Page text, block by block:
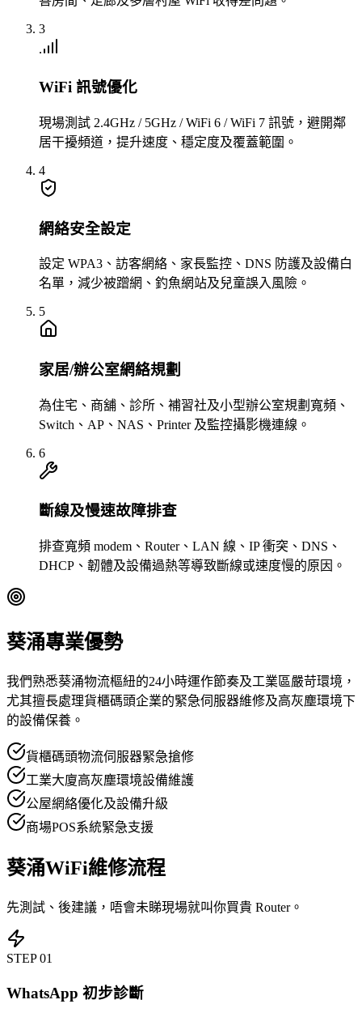
3
WiFi 訊號優化
現場測試 2.4GHz / 5GHz / WiFi 6 / WiFi 7 訊號，避開鄰
居干擾頻道，提升速度、穩定度及覆蓋範圍。
4
網絡安全設定
設定 WPA3、訪客網絡、家長監控、DNS 防護及設備白
名單，減少被蹭網、釣魚網站及兒童誤入風險。
5
家居/辦公室網絡規劃
為住宅、商舖、診所、補習社及小型辦公室規劃寬頻、
Switch、AP、NAS、Printer 及監控攝影機連線。
6
斷線及慢速故障排查
排查寬頻 modem、Router、LAN 線、IP 衝突、DNS、
DHCP、韌體及設備過熱等導致斷線或速度慢的原因。
葵涌專業優勢
我們熟悉葵涌物流樞紐的24小時運作節奏及工業區嚴苛環境，
尤其擅長處理貨櫃碼頭企業的緊急伺服器維修及高灰塵環境下
的設備保養。
貨櫃碼頭物流伺服器緊急搶修
工業大廈高灰塵環境設備維護
公屋網絡優化及設備升級
商場POS系統緊急支援
葵涌WiFi維修流程
先測試、後建議，唔會未睇現場就叫你買貴 Router。
STEP01
WhatsApp 初步診斷